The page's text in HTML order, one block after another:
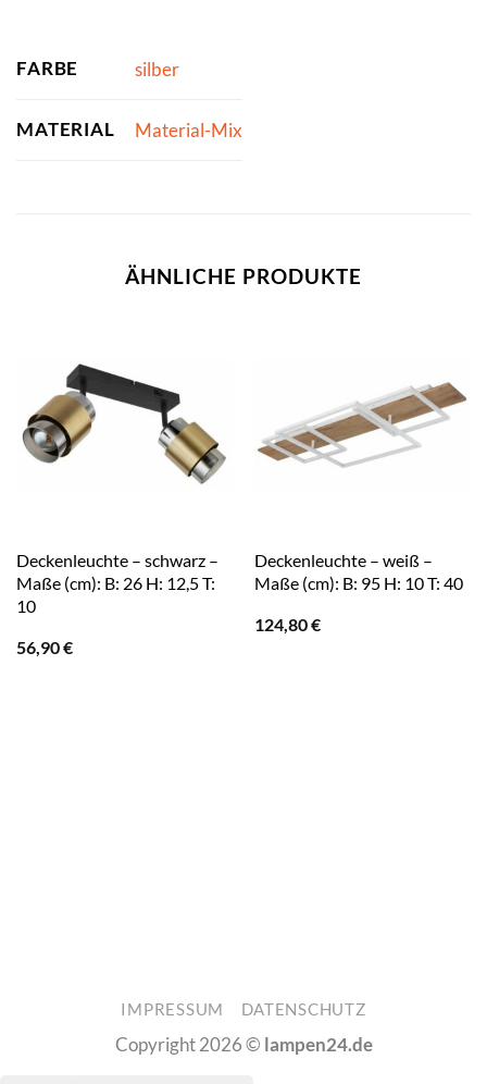
FARBE silber
MATERIAL Material-Mix
ÄHNLICHE PRODUKTE
Deckenleuchte – schwarz –
Maße (cm): B: 26 H: 12,5 T:
10
56,90€
Deckenleuchte – weiß –
Maße (cm): B: 95 H: 10 T: 40
124,80€
IMPRESSUM DATENSCHUTZ
Copyright 2026 © lampen24.de